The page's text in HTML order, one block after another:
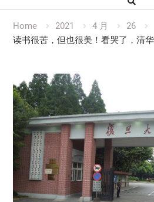
Home 2021 4 月
26
读书很苦，但也很美！看哭了，清